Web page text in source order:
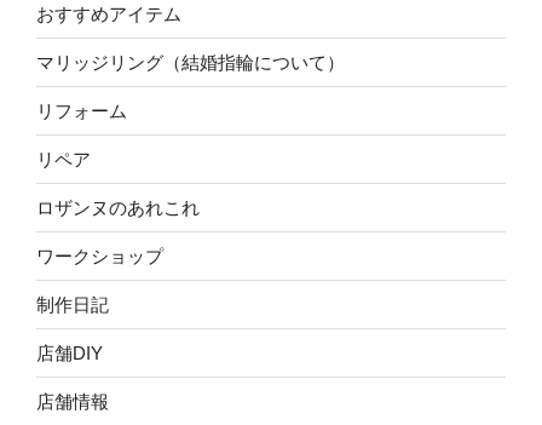
おすすめアイテム
マリッジリング（結婚指輪について）
リフォーム
リペア
ロザンヌのあれこれ
ワークショップ
制作日記
店舗DIY
店舗情報